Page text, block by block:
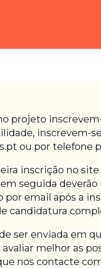
projeto
inscrevem-
ou por telefone
inscrição no site
em seguida
por email após a
candidatura
ser enviada em
melhor as
nos contacte